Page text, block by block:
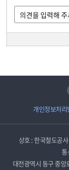
개인정보처리
상호 : 한국철도공사
통
대전광역시 동구 중앙